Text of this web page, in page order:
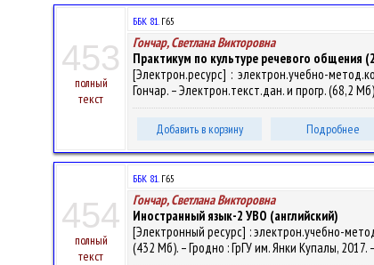
453
полный
текст
ББК 81.Г65
Гончар, Светлана Викторовна
Практикум по культуре речевого общения
[Электрон.ресурс] : электрон.учебно-
Гончар. – Электрон.текст.дан. и прогр. (68,2
Добавить в корзину Подробнее
454
полный
текст
ББК 81.Г65
Гончар, Светлана Викторовна
Иностранный язык-2 УВО (английский)
[Электронный ресурс] : электрон.учебно-
(432 Мб). – Гродно : ГрГУ им. Янки Купалы,